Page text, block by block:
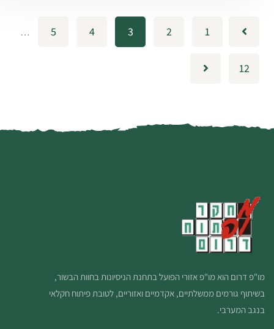
1
2
3
4
5
…
12
מו"פ דרום הוא מו"פ אזורי הפועל בתחנת הניסיונות בחוות הבשור,
בשיתוף גורמים ממשלתיים, אקדמיים ואזוריים, לטובת פיתוח חקלאי
בנגב המערבי.